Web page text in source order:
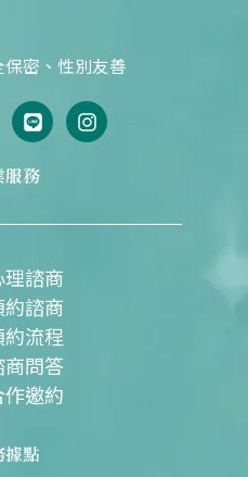
密、性別友善
L
i
n
e
I
n
s
r
服務
諮商
諮商
流程
問答
邀約
據點